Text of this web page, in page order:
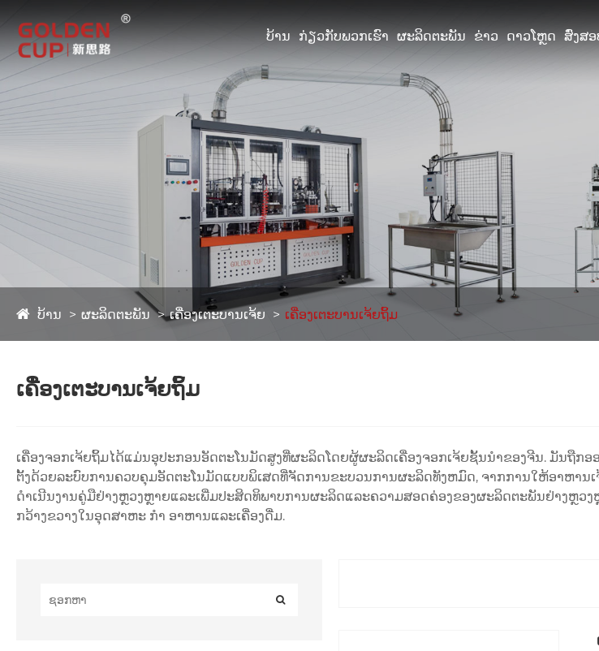
ບ້ານ ກ່ຽວກັບພວກເຮົາ ຜະລິດຕະພັນ ຂ່າວ ດາວໂຫຼດ ສົ່ງສ
ບ້ານ ຜະລິດຕະພັນ ເຄື່ອງເຕະບານເຈ້ຍ ເຄື່ອງເຕະບານເຈ້ຍຖິ້ມ
ເຄື່ອງເຕະບານເຈ້ຍຖິ້ມ
ເຄື່ອງຈອກເຈ້ຍຖິ້ມໄດ້ແມ່ນອຸປະກອນອັດຕະໂນມັດສູງທີ່ຜະລິດໂດຍຜູ້ຜະລິດເຄື່ອງຈອກເຈ້ຍຊັ້ນນໍາຂອງຈີນ. ມັນຖື
ຕັ້ງດ້ວຍລະບົບການຄວບຄຸມອັດຕະໂນມັດແບບພິເສດທີ່ຈັດການຂະບວນການຜະລິດທັງຫມົດ, ຈາກການໃຫ້ອາຫານ
ດໍາເນີນງານຄູ່ມືຢ່າງຫຼວງຫຼາຍແລະເພີ່ມປະສິດທິພາບການຜະລິດແລະຄວາມສອດຄ່ອງຂອງຜະລິດຕະພັນຢ່າງຫຼວ
ກວ້າງຂວາງໃນອຸດສາຫະ ກຳ ອາຫານແລະເຄື່ອງດື່ມ.